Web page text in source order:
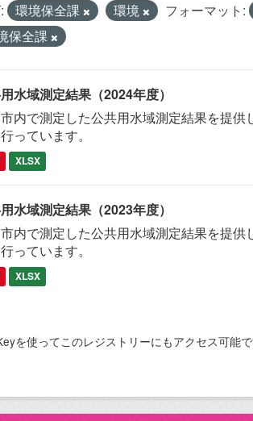
環境保全課 環境 フォーマット:
保全課
水域測定結果（2024年度）
内で測定した公共用水域測定結果を提
っています。
XLSX
水域測定結果（2023年度）
内で測定した公共用水域測定結果を提
っています。
XLSX
を使ってこのレジストリーにもアクセス可能